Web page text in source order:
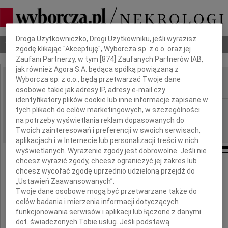
Nekrologi Odeszli Poradnik pogrzebowy
IMIĘ I NAZWISKO:
REGION: Kraków
DATA EMISJI: 26.02.2011
Panu
Januszowi Kotowi
Dbamy o Twoją prywatność
Droga Użytkowniczko, Drogi Użytkowniku, jeśli wyrazisz
zgodę klikając "Akceptuję", Wyborcza sp. z o.o. oraz jej
Zaufani Partnerzy, w tym [874 ] Zaufanych Partnerów IAB,
jak również Agora S.A. będąca spółką powiązaną z
Wyborcza sp. z o.o., będą przetwarzać Twoje dane
osobowe takie jak adresy IP, adresy e-mail czy
identyfikatory plików cookie lub inne informacje zapisane w
tych plikach do celów marketingowych, w szczególności
na potrzeby wyświetlania reklam dopasowanych do
Twoich zainteresowań i preferencji w swoich serwisach,
aplikacjach i w Internecie lub personalizacji treści w nich
wyświetlanych. Wyrażenie zgody jest dobrowolne. Jeśli nie
chcesz wyrazić zgody, chcesz ograniczyć jej zakres lub
chcesz wycofać zgodę uprzednio udzieloną przejdź do
„Ustawień Zaawansowanych”.
Twoje dane osobowe mogą być przetwarzane także do
celów badania i mierzenia informacji dotyczących
funkcjonowania serwisów i aplikacji lub łączone z danymi
dot. świadczonych Tobie usług. Jeśli podstawą